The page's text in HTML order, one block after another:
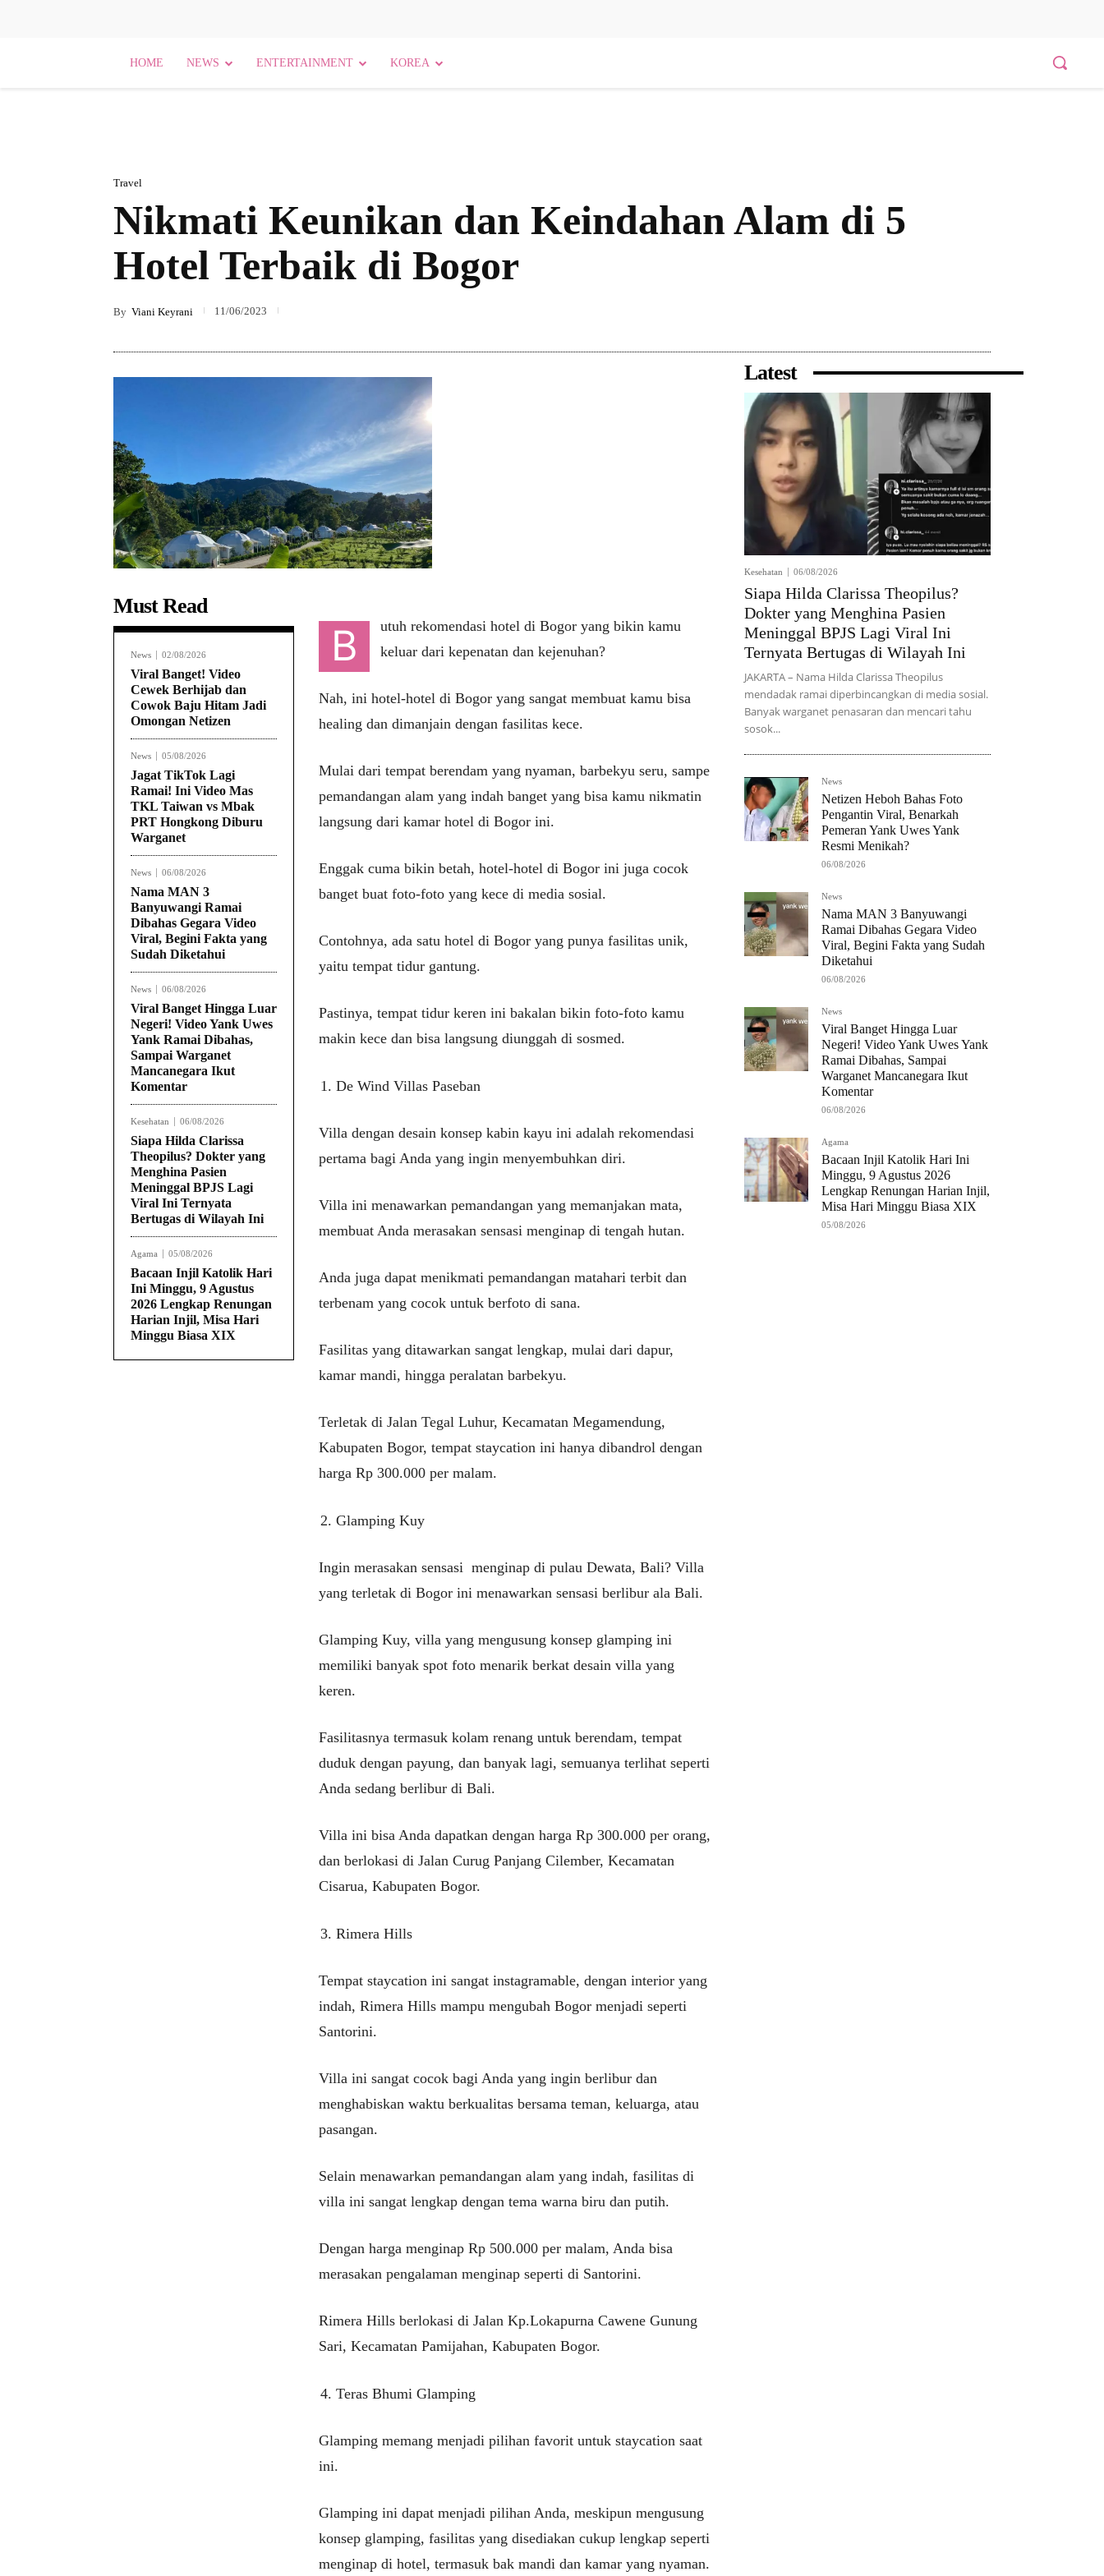
HOME NEWS ENTERTAINMENT KOREA
Travel
Nikmati Keunikan dan Keindahan Alam di 5
Hotel Terbaik di Bogor
By Viani Keyrani 11/06/2023
Must Read
News 02/08/2026
Viral Banget! Video
Cewek Berhijab dan
Cowok Baju Hitam Jadi
Omongan Netizen
News 05/08/2026
Jagat TikTok Lagi
Ramai! Ini Video Mas
TKL Taiwan vs Mbak
PRT Hongkong Diburu
Warganet
News 06/08/2026
Nama MAN 3
Banyuwangi Ramai
Dibahas Gegara Video
Viral, Begini Fakta yang
Sudah Diketahui
News 06/08/2026
Viral Banget Hingga Luar
Negeri! Video Yank Uwes
Yank Ramai Dibahas,
Sampai Warganet
Mancanegara Ikut
Komentar
Kesehatan 06/08/2026
Siapa Hilda Clarissa
Theopilus? Dokter yang
Menghina Pasien
Meninggal BPJS Lagi
Viral Ini Ternyata
Bertugas di Wilayah Ini
Agama 05/08/2026
Bacaan Injil Katolik Hari
Ini Minggu, 9 Agustus
2026 Lengkap Renungan
Harian Injil, Misa Hari
Minggu Biasa XIX
B
utuh rekomendasi hotel di Bogor yang bikin kamu
keluar dari kepenatan dan kejenuhan?
Nah, ini hotel-hotel di Bogor yang sangat membuat kamu bisa
healing dan dimanjain dengan fasilitas kece.
Mulai dari tempat berendam yang nyaman, barbekyu seru, sampe
pemandangan alam yang indah banget yang bisa kamu nikmatin
langsung dari kamar hotel di Bogor ini.
Enggak cuma bikin betah, hotel-hotel di Bogor ini juga cocok
banget buat foto-foto yang kece di media sosial.
Contohnya, ada satu hotel di Bogor yang punya fasilitas unik,
yaitu tempat tidur gantung.
Pastinya, tempat tidur keren ini bakalan bikin foto-foto kamu
makin kece dan bisa langsung diunggah di sosmed.
De Wind Villas Paseban
Villa dengan desain konsep kabin kayu ini adalah rekomendasi
pertama bagi Anda yang ingin menyembuhkan diri.
Villa ini menawarkan pemandangan yang memanjakan mata,
membuat Anda merasakan sensasi menginap di tengah hutan.
Anda juga dapat menikmati pemandangan matahari terbit dan
terbenam yang cocok untuk berfoto di sana.
Fasilitas yang ditawarkan sangat lengkap, mulai dari dapur,
kamar mandi, hingga peralatan barbekyu.
Terletak di Jalan Tegal Luhur, Kecamatan Megamendung,
Kabupaten Bogor, tempat staycation ini hanya dibandrol dengan
harga Rp 300.000 per malam.
Glamping Kuy
Ingin merasakan sensasi menginap di pulau Dewata, Bali? Villa
yang terletak di Bogor ini menawarkan sensasi berlibur ala Bali.
Glamping Kuy, villa yang mengusung konsep glamping ini
memiliki banyak spot foto menarik berkat desain villa yang
keren.
Fasilitasnya termasuk kolam renang untuk berendam, tempat
duduk dengan payung, dan banyak lagi, semuanya terlihat seperti
Anda sedang berlibur di Bali.
Villa ini bisa Anda dapatkan dengan harga Rp 300.000 per orang,
dan berlokasi di Jalan Curug Panjang Cilember, Kecamatan
Cisarua, Kabupaten Bogor.
Rimera Hills
Tempat staycation ini sangat instagramable, dengan interior yang
indah, Rimera Hills mampu mengubah Bogor menjadi seperti
Santorini.
Villa ini sangat cocok bagi Anda yang ingin berlibur dan
menghabiskan waktu berkualitas bersama teman, keluarga, atau
pasangan.
Selain menawarkan pemandangan alam yang indah, fasilitas di
villa ini sangat lengkap dengan tema warna biru dan putih.
Dengan harga menginap Rp 500.000 per malam, Anda bisa
merasakan pengalaman menginap seperti di Santorini.
Rimera Hills berlokasi di Jalan Kp.Lokapurna Cawene Gunung
Sari, Kecamatan Pamijahan, Kabupaten Bogor.
Teras Bhumi Glamping
Glamping memang menjadi pilihan favorit untuk staycation saat
ini.
Glamping ini dapat menjadi pilihan Anda, meskipun mengusung
konsep glamping, fasilitas yang disediakan cukup lengkap seperti
menginap di hotel, termasuk bak mandi dan kamar yang nyaman.
Latest
Kesehatan 06/08/2026
Siapa Hilda Clarissa Theopilus?
Dokter yang Menghina Pasien
Meninggal BPJS Lagi Viral Ini
Ternyata Bertugas di Wilayah Ini
JAKARTA – Nama Hilda Clarissa Theopilus
mendadak ramai diperbincangkan di media sosial.
Banyak warganet penasaran dan mencari tahu
sosok...
News
Netizen Heboh Bahas Foto
Pengantin Viral, Benarkah
Pemeran Yank Uwes Yank
Resmi Menikah?
06/08/2026
News
Nama MAN 3 Banyuwangi
Ramai Dibahas Gegara Video
Viral, Begini Fakta yang Sudah
Diketahui
06/08/2026
News
Viral Banget Hingga Luar
Negeri! Video Yank Uwes Yank
Ramai Dibahas, Sampai
Warganet Mancanegara Ikut
Komentar
06/08/2026
Agama
Bacaan Injil Katolik Hari Ini
Minggu, 9 Agustus 2026
Lengkap Renungan Harian Injil,
Misa Hari Minggu Biasa XIX
05/08/2026